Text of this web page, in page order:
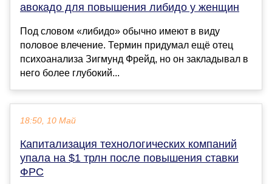
авокадо для повышения либидо у женщин
Под словом «либидо» обычно имеют в виду
половое влечение. Термин придумал ещё отец
психоанализа Зигмунд Фрейд, но он закладывал в
него более глубокий...
18:50, 10 Май
Капитализация технологических компаний
упала на $1 трлн после повышения ставки
ФРС